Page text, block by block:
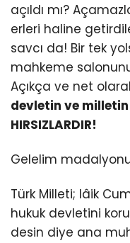
açıldı mı?
erleri haline
savcı da! Bir tek
mahkeme
Açıkça ve net
devletin ve milletin
HIRSIZLARDIR!
Gelelim
Türk Milleti; lâik
hukuk devletini
desin diye ana